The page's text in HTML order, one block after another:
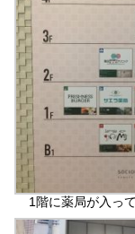
1階に薬局が入っ